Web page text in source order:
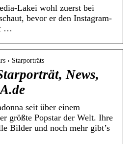
Lakei wohl zuerst bei
bevor er den Instagram-
…
› Starporträts
News,
seit über einem
größte Popstar der Welt. Ihre
Bilder und noch mehr gibt’s